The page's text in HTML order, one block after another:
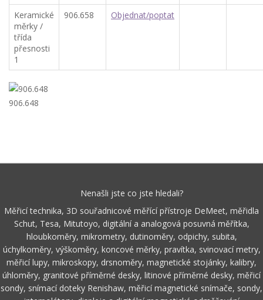
Keramické
měrky /
třída
přesnosti
1
906.658 Objednat/poptat
906.648
Nenašli jste co jste hledali?
Měřicí technika, 3D souřadnicové měřící přístroje DeMeet, měřidla
Schut, Tesa, Mitutoyo, digitální a analogová posuvná měřítka,
hloubkoměry, mikrometry, dutinoměry, odpichy, subita,
úchylkoměry, výškoměry, koncové měrky, pravítka, svinovací metry,
měřicí lupy, mikroskopy, drsnoměry, magnetické stojánky, kalibry,
úhloměry, granitové příměrné desky, litinové příměrné desky, měřicí
sondy, snímací doteky Renishaw, měřicí magnetické snímače, sondy,